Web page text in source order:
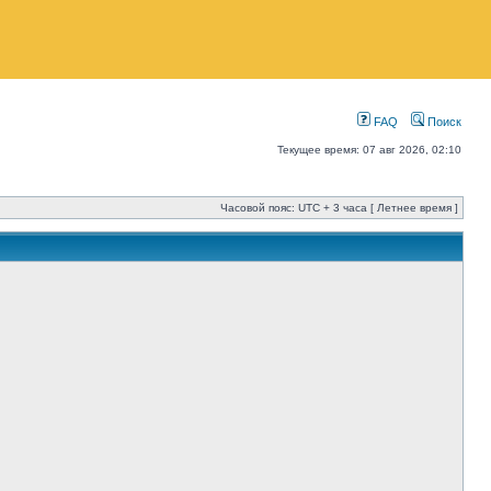
FAQ Поиск
Текущее время: 07 авг 2026, 02:10
Часовой пояс: UTC + 3 часа [ Летнее время ]